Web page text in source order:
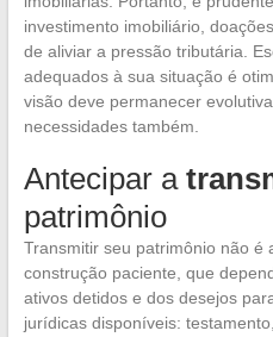
investimento imobiliário,
de aliviar a pressão tributária.
adequados à sua situação é
visão deve permanecer
necessidades também.
Antecipar a
patrimônio
Transmitir seu patrimônio não é
construção paciente, que
ativos detidos e dos desejos
jurídicas disponíveis: